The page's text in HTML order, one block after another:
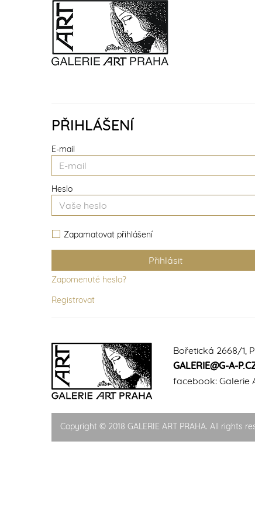
PŘIHLÁŠENÍ
E-mail
Heslo
Zapamatovat přihlášení
Zapomenuté heslo?
Registrovat
Bořetická 2668/1,
GALERIE@G-A-
facebook: Galerie
Copyright © 2018 GALERIE ART PRAHA. All rights